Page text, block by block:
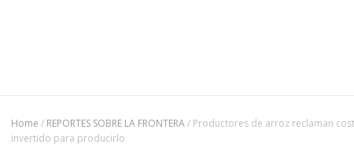
Home / REPORTES SOBRE LA FRONTERA/ Productores de arroz reclaman
invertido para producirlo